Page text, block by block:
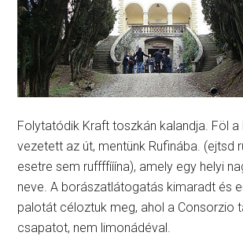
Folytatódik Kraft toszkán kalandja. Föl a
vezetett az út, mentünk Rufinába. (ejtsd
esetre sem ruffffííína), amely egy helyi
neve. A borászatlátogatás kimaradt és
palotát céloztuk meg, ahol a Consorzio
csapatot, nem limonádéval.